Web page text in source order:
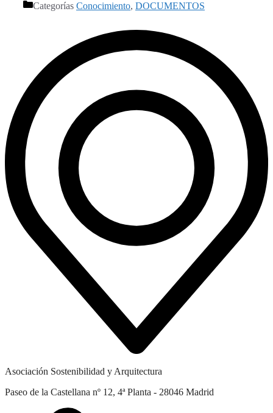
Categorías Conocimiento, DOCUMENTOS
Asociación Sostenibilidad y Arquitectura
Paseo de la Castellana nº 12, 4ª Planta - 28046 Madrid